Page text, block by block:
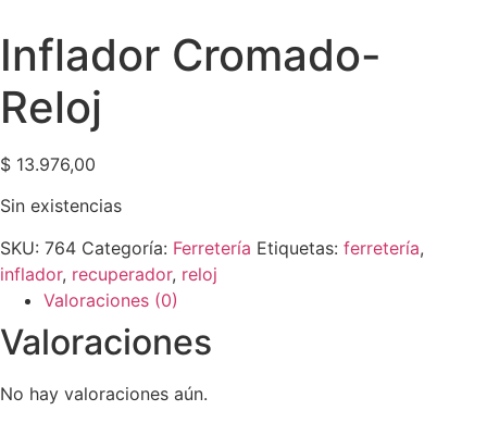
Inflador Cromado-
Reloj
$ 13.976,00
Sin existencias
SKU: 764 Categoría: Ferretería Etiquetas: ferretería,
inflador, recuperador, reloj
Valoraciones (0)
Valoraciones
No hay valoraciones aún.